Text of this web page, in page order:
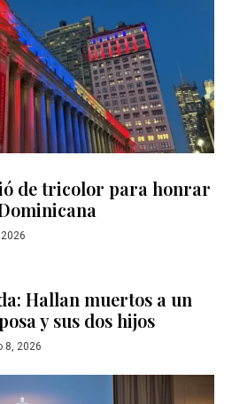
de tricolor para honrar
Hallan muertos a un
y sus dos hijos
8, 2026